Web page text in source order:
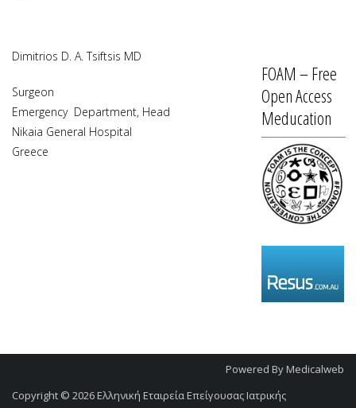
Dimitrios D. A. Tsiftsis MD
Surgeon
Emergency Department, Head
Nikaia General Hospital
Greece
FOAM – Free
Open Access
Meducation
Powered ByMedicalweb
Copyright © 2026Ελληνική Εταιρεία Επείγουσας Ιατρικής